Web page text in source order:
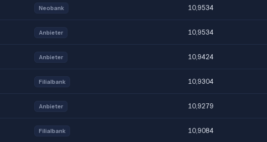
Neobank 10,9534
Anbieter 10,9534
Anbieter 10,9424
Filialbank 10,9304
Anbieter 10,9279
Filialbank 10,9084